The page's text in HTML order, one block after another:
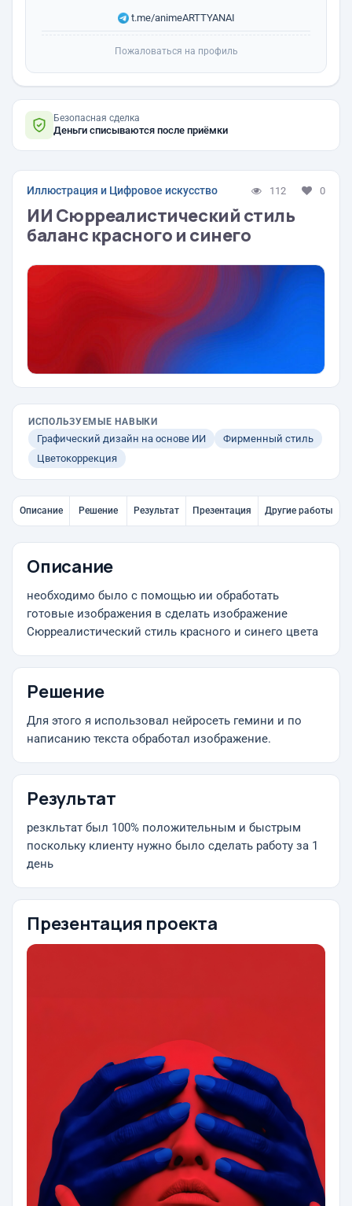
t.me/animeARTTYANAI
Пожаловаться на профиль
Безопасная сделка
Деньги списываются после приёмки
Иллюстрация и Цифровое искусство 112 0
ИИ Сюрреалистический стиль
баланс красного и синего
ИСПОЛЬЗУЕМЫЕ НАВЫКИ
Графический дизайн на основе ИИ
Фирменный стиль
Цветокоррекция
Описание Решение Результат Презентация Другие работы
Описание
необходимо было с помощью ии обработать
готовые изображения в сделать изображение
Сюрреалистический стиль красного и синего цвета
Решение
Для этого я использовал нейросеть гемини и по
написанию текста обработал изображение.
Результат
резкльтат был 100% положительным и быстрым
поскольку клиенту нужно было сделать работу за 1
день
Презентация проекта